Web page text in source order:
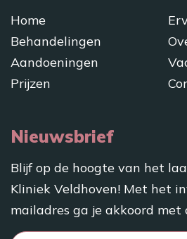
Home
Behandelingen
Aandoeningen
Prijzen
Nieuwsbrief
Blijf op de hoogte van het
Kliniek Veldhoven! Met het
mailadres ga je akkoord met